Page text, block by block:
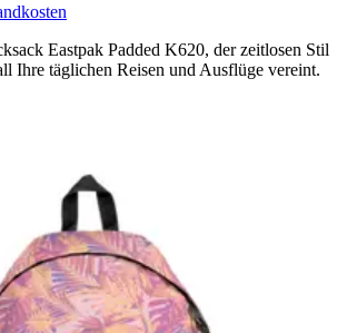
Eastpak Padded K620, der zeitlosen Stil
Ihre täglichen Reisen und Ausflüge vereint.